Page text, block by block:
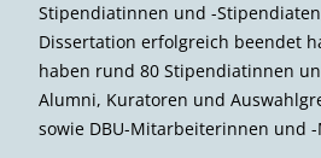
Stipendiatinnen und -
Dissertation erfolgreich beendet
haben rund 80 Stipendiatinnen
Alumni, Kuratoren und
sowie DBU-Mitarbeiterinnen und